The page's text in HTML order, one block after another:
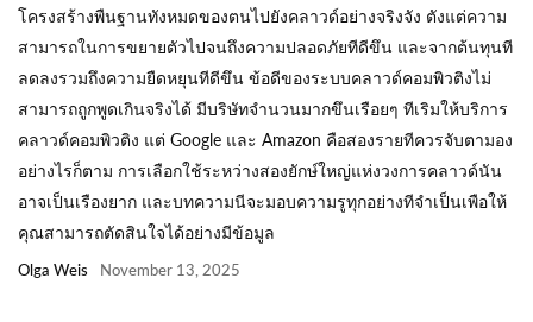
โครงสร้างพืนฐานทังหมดของตนไปยังคลาวด์อย่างจริงจัง ตังแต่ความ
สามารถในการขยายตัวไปจนถึงความปลอดภัยทีดีขึน และจากต้นทุนที
ลดลงรวมถึงความยืดหยุนทีดีขึน ข้อดีของระบบคลาวด์คอมพิวติงไม่
สามารถถูกพูดเกินจริงได้ มีบริษัทจำนวนมากขึนเรือยๆ ทีเริมให้บริการ
คลาวด์คอมพิวติง แต่ Google และ Amazon คือสองรายทีควรจับตามอง
อย่างไรก็ตาม การเลือกใช้ระหว่างสองยักษ์ใหญ่แห่งวงการคลาวด์นัน
อาจเป็นเรืองยาก และบทความนีจะมอบความรูทุกอย่างทีจำเป็นเพือให้
คุณสามารถตัดสินใจได้อย่างมีข้อมูล
Olga Weis November 13, 2025